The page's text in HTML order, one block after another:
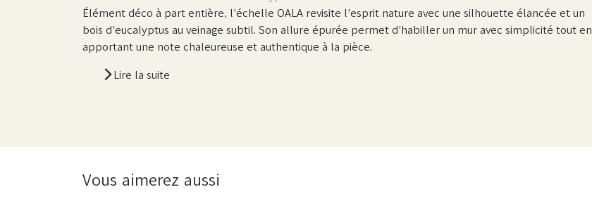
Élément déco à part entière, l’échelle OALA revisite l’esprit nature avec une silhouette élancée et un
bois d’eucalyptus au veinage subtil. Son allure épurée permet d’habiller un mur avec simplicité tout en
apportant une note chaleureuse et authentique à la pièce.
Lire la suite
Vous aimerez aussi